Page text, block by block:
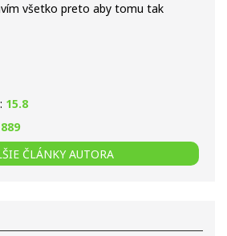
všetko preto aby tomu tak
15.8
889
ČLÁNKY AUTORA